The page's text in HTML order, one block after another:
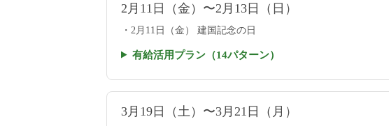
2月11日（金）〜2月13日（日）
2月11日（金） 建国記念の日
有給活用プラン（14パターン）
3月19日（土）〜3月21日（月）